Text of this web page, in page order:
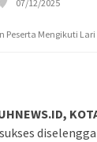
07/12/2025
Peserta Mengikuti